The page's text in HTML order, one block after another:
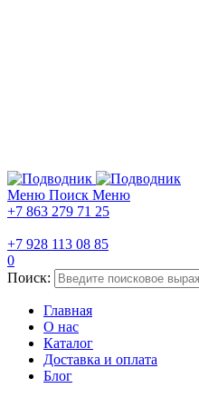
Меню Поиск Меню
+7 863 279 71 25
+7 928 113 08 85
0
Поиск:
Главная
О нас
Каталог
Доставка и оплата
Блог